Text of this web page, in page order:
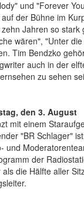
und "Forever
der Bühne im
Jahren so
wären", "Unter
Tim Bendzko
auch in der
zu sehen
den 3. August
mit einem
"BR Schlager"
und
der
die Hälfte aller